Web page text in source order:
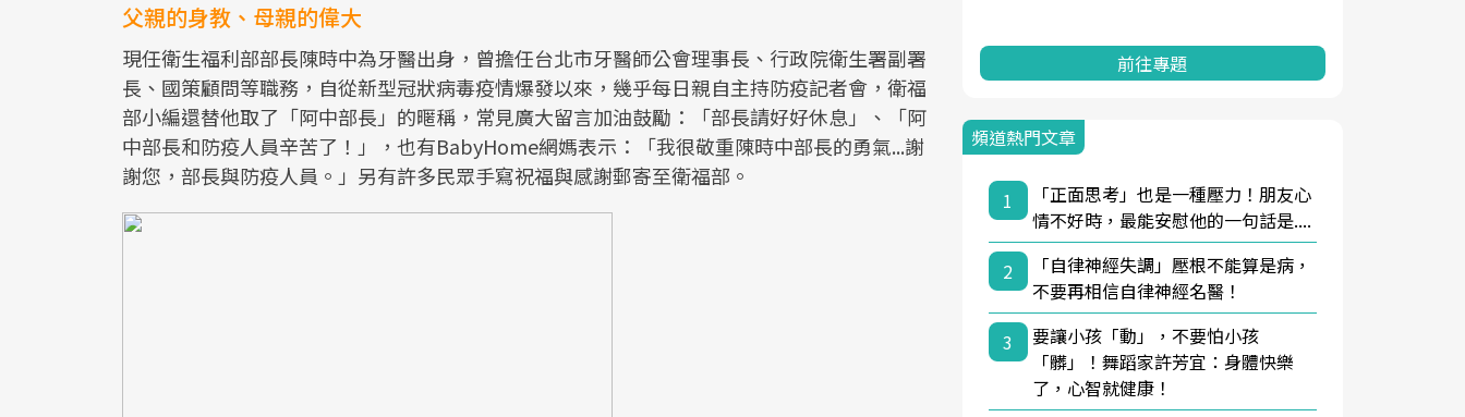
父親的身教、母親的偉大
現任衛生福利部部長陳時中為牙醫出身，曾擔任台北市牙醫師公會理事長、行政院衛生署副署
長、國策顧問等職務，自從新型冠狀病毒疫情爆發以來，幾乎每日親自主持防疫記者會，衛福
部小編還替他取了「阿中部長」的暱稱，常見廣大留言加油鼓勵：「部長請好好休息」、「阿
中部長和防疫人員辛苦了！」，也有BabyHome網媽表示：「我很敬重陳時中部長的勇氣...謝
謝您，部長與防疫人員。」另有許多民眾手寫祝福與感謝郵寄至衛福部。
前往專題
前往專題
前往專題 前往專題
頻道熱門文章
1
「正面思考」也是一種壓力！朋友心
情不好時，最能安慰他的一句話是....
2
「自律神經失調」壓根不能算是病，
不要再相信自律神經名醫！
3
要讓小孩「動」，不要怕小孩
「髒」！舞蹈家許芳宜：身體快樂
了，心智就健康！